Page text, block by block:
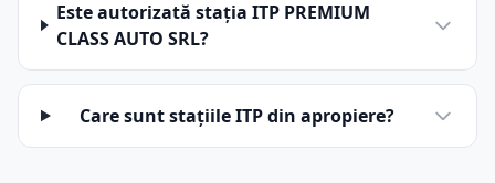
Este autorizată stația ITP PREMIUM
CLASS AUTO SRL?
Care sunt stațiile ITP din apropiere?